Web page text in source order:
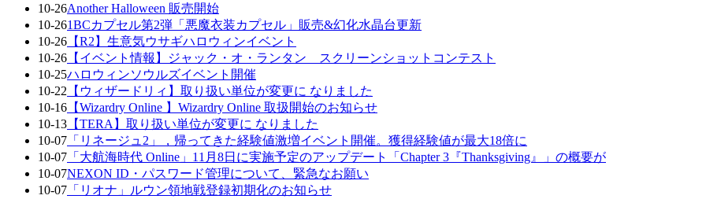
10-26Another Halloween 販売開始
10-261BCカプセル第2弾「悪魔衣装カプセル」販売&幻化水晶台更新
10-26 【R2】生意気ウサギハロウィンイベント
10-26 【イベント情報】ジャック・オ・ランタン スクリーンショットコンテスト
10-25ハロウィンソウルズイベント開催
10-22 【ウィザードリィ】取り扱い単位が変更に なりました
10-16 【Wizardry Online 】Wizardry Online 取扱開始のお知らせ
10-13 【TERA】取り扱い単位が変更に なりました
10-07 「リネージュ2」，帰ってきた経験値激増イベント開催。獲得経験値が最大18倍に
10-07 「大航海時代 Online」11月8日に実施予定のアップデート「Chapter 3『Thanksgiving』」の概要が
10-07NEXON ID・パスワード管理について、緊急なお願い
10-07 「リオナ」ルウン領地戦登録初期化のお知らせ